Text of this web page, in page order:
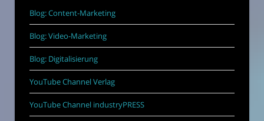
Blog: Content-Marketing
Blog: Video-Marketing
Blog: Digitalisierung
YouTube Channel Verlag
YouTube Channel industryPRESS